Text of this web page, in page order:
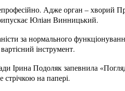
Адже орган – хворий
Юліан Винницький.
за нормального
інструмент.
Ірина Подоляк запевнила
на папері.